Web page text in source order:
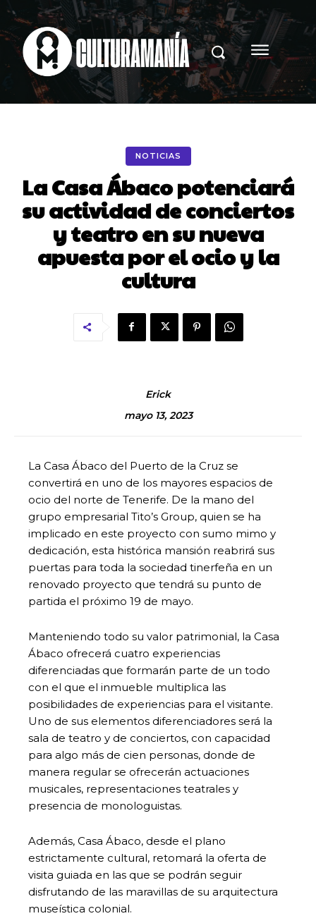
NOTICIAS
La Casa Ábaco potenciará
su actividad de conciertos
y teatro en su nueva
apuesta por el ocio y la
cultura
Erick
mayo 13, 2023
La Casa Ábaco del Puerto de la Cruz se
convertirá en uno de los mayores espacios de
ocio del norte de Tenerife. De la mano del
grupo empresarial Tito’s Group, quien se ha
implicado en este proyecto con sumo mimo y
dedicación, esta histórica mansión reabrirá sus
puertas para toda la sociedad tinerfeña en un
renovado proyecto que tendrá su punto de
partida el próximo 19 de mayo.
Manteniendo todo su valor patrimonial, la Casa
Ábaco ofrecerá cuatro experiencias
diferenciadas que formarán parte de un todo
con el que el inmueble multiplica las
posibilidades de experiencias para el visitante.
Uno de sus elementos diferenciadores será la
sala de teatro y de conciertos, con capacidad
para algo más de cien personas, donde de
manera regular se ofrecerán actuaciones
musicales, representaciones teatrales y
presencia de monologuistas.
Además, Casa Ábaco, desde el plano
estrictamente cultural, retomará la oferta de
visita guiada en las que se podrán seguir
disfrutando de las maravillas de su arquitectura
museística colonial.